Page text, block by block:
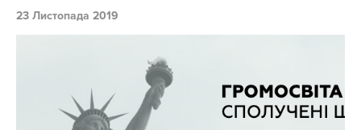
23 Листопада 2019